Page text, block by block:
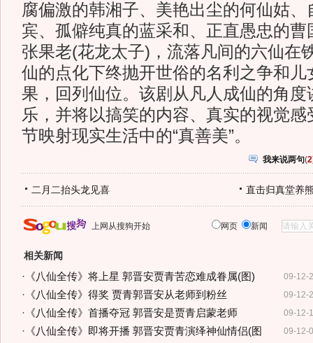
腐偏激的韩湘子、美艳出尘的何仙姑、
宾、孤僻纯真的蓝采和、正直愚忠的曹
张果老(花龙太子)，流落凡间的六仙在
仙的点化下终抛开世俗的名利之争和儿
果，回列仙位。该剧从凡人成仙的角度
乐，并将以搞笑的内容、真实的视觉
节映射现实生活中的“真善美”。
我来说两句(2
二月二抬头龙见喜 直击归真堂养
上网从搜狗开始 网页 新闻
相关新闻
09-12-
· 《八仙全传》将上星 郭晋安贾青苦恋难成眷属(图)
09-12-
· 《八仙全传》得奖 贾青郭晋安从老师到粉丝
09-12-
· 《八仙全传》首播夺冠 郭晋安是贾青启蒙老师
09-12-
· 《八仙全传》即将开播 郭晋安贾青演绎神仙情侣(图